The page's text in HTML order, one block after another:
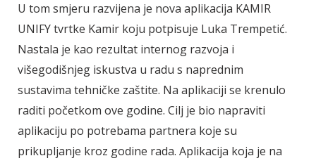
U tom smjeru razvijena je nova aplikacija KAMIR
UNIFY tvrtke Kamir koju potpisuje Luka Trempetić.
Nastala je kao rezultat internog razvoja i
višegodišnjeg iskustva u radu s naprednim
sustavima tehničke zaštite. Na aplikaciji se krenulo
raditi početkom ove godine. Cilj je bio napraviti
aplikaciju po potrebama partnera koje su
prikupljanje kroz godine rada. Aplikacija koja je na